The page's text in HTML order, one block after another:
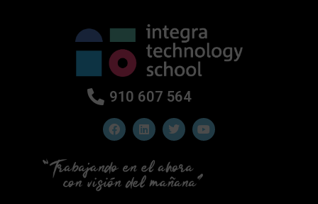
910 607 564